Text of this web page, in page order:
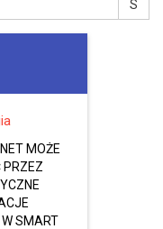
MOŻE
PRZEZ
SMART